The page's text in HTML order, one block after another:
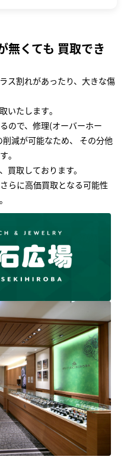
無くても 買取でき
ス割れがあったり、大きな傷
いたします｡
ので、修理(オーバーホー
減が可能なため、 その分他
｡
買取しております。
らに高価買取となる可能性